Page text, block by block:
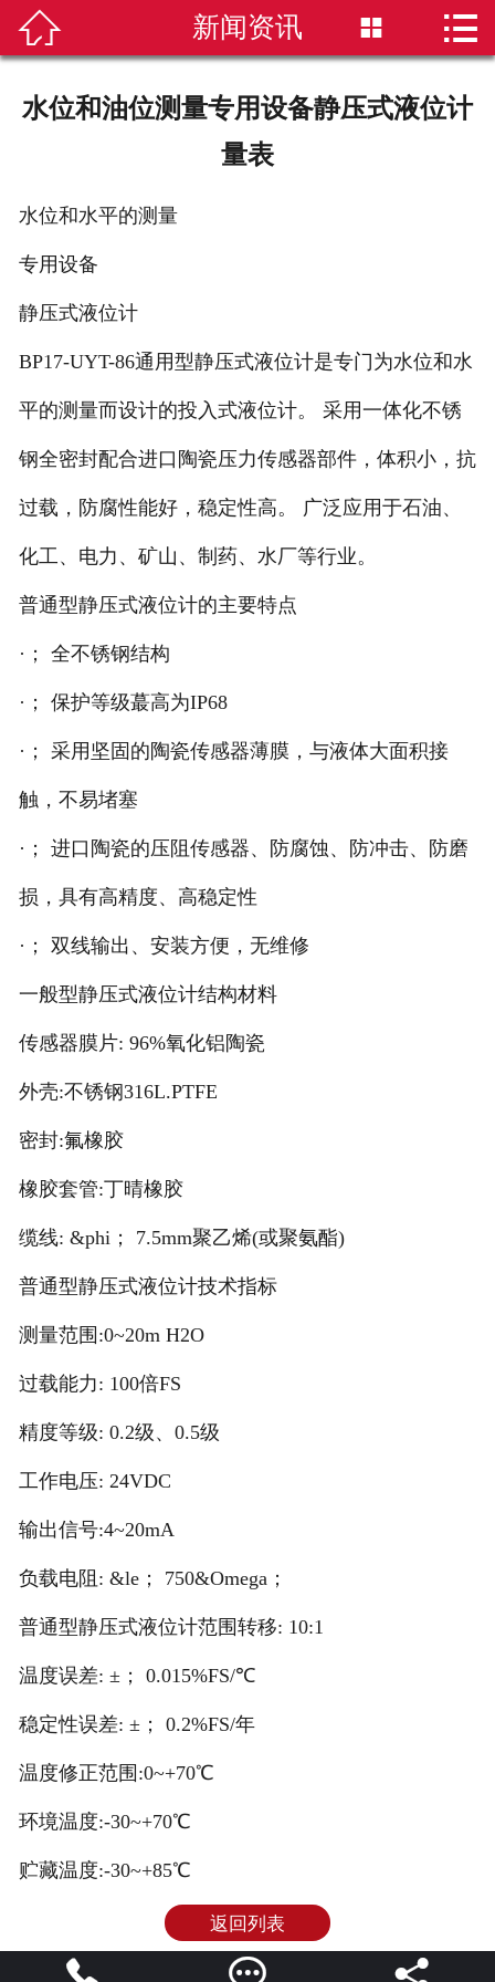
 首页
技术知识
 新闻资讯  
水位和油位测量专用设备静压式液位计
量表
水位和水平的测量
专用设备
静压式液位计
BP17-UYT-86通用型静压式液位计是专门为水位和水
平的测量而设计的投入式液位计。 采用一体化不锈
钢全密封配合进口陶瓷压力传感器部件，体积小，抗
过载，防腐性能好，稳定性高。 广泛应用于石油、
化工、电力、矿山、制药、水厂等行业。
普通型静压式液位计的主要特点
·； 全不锈钢结构
·； 保护等级蕞高为IP68
·； 采用坚固的陶瓷传感器薄膜，与液体大面积接
触，不易堵塞
·； 进口陶瓷的压阻传感器、防腐蚀、防冲击、防磨
损，具有高精度、高稳定性
·； 双线输出、安装方便，无维修
一般型静压式液位计结构材料
传感器膜片: 96%氧化铝陶瓷
外壳:不锈钢316L.PTFE
密封:氟橡胶
橡胶套管:丁晴橡胶
缆线: &phi； 7.5mm聚乙烯(或聚氨酯)
普通型静压式液位计技术指标
测量范围:0~20m H2O
过载能力: 100倍FS
精度等级: 0.2级、0.5级
工作电压: 24VDC
输出信号:4~20mA
负载电阻: &le； 750&Omega；
普通型静压式液位计范围转移: 10:1
温度误差: ±； 0.015%FS/℃
稳定性误差: ±； 0.2%FS/年
温度修正范围:0~+70℃
环境温度:-30~+70℃
贮藏温度:-30~+85℃
返回列表
  